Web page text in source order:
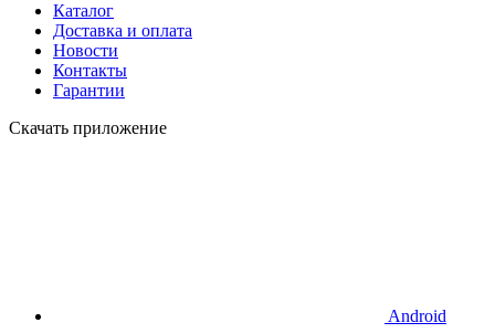
Каталог
Доставка и оплата
Новости
Контакты
Гарантии
Скачать приложение
Android